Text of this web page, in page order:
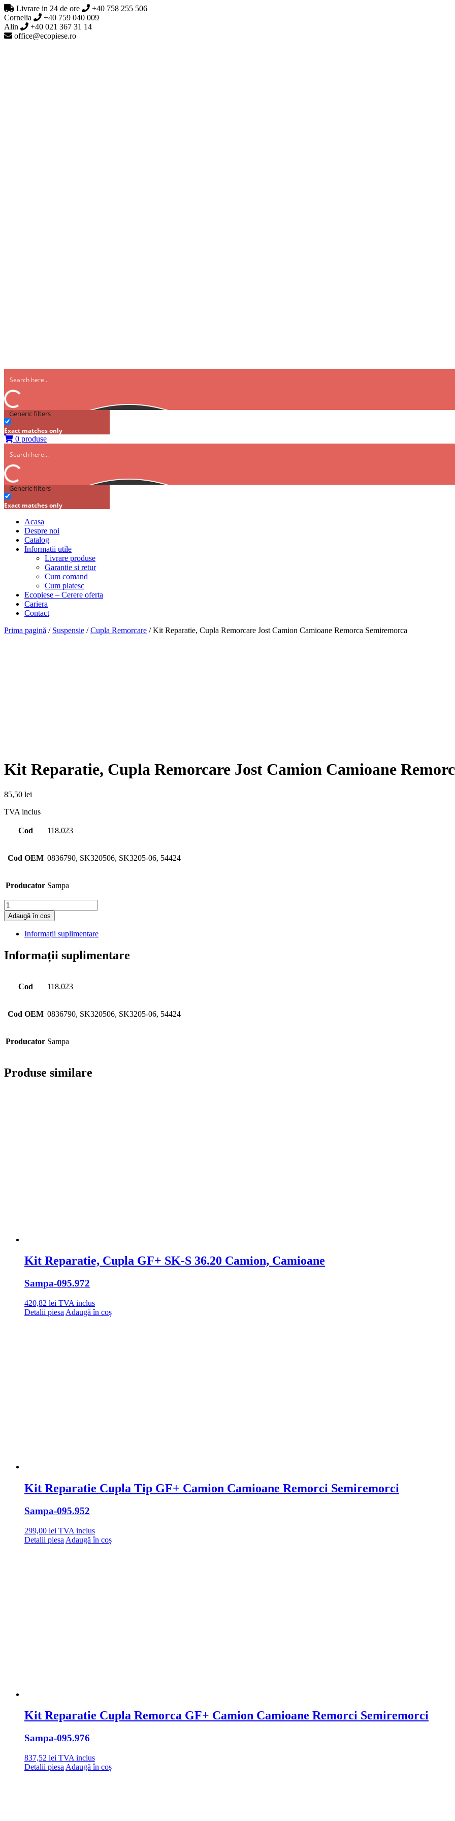
Livrare in 24 de ore
+40 758 255 506
Cornelia
+40 759 040 009
Alin
+40 021 367 31 14
office@ecopiese.ro
Generic filters
Exact matches only
0 produse
Generic filters
Exact matches only
Acasa
Despre noi
Catalog
Informatii utile
Livrare produse
Garantie si retur
Cum comand
Cum platesc
Ecopiese – Cerere oferta
Cariera
Contact
Prima pagină / Suspensie /Cupla Remorcare / Kit Reparatie, Cupla Remorcare Jost Camion Camioane Remorca Semiremorca
Kit Reparatie, Cupla Remorcare Jost Camion Camioane
85,50 lei
TVA inclus
Cod 118.023
Cod OEM 0836790, SK320506, SK3205-06, 54424
Producator Sampa
Cantitate
Adaugă în coș
Informații suplimentare
Informații suplimentare
Cod 118.023
Cod OEM 0836790, SK320506, SK3205-06, 54424
Producator Sampa
Produse similare
Kit Reparatie, Cupla GF+ SK-S 36.20 Camion, Camioane
Sampa-095.972
420,82 lei TVA inclus
Detalii piesa Adaugă în coș
Kit Reparatie Cupla Tip GF+ Camion Camioane Remorci Semiremorci
Sampa-095.952
299,00 lei TVA inclus
Detalii piesa Adaugă în coș
Kit Reparatie Cupla Remorca GF+ Camion Camioane Remorci Semiremorci
Sampa-095.976
837,52 lei TVA inclus
Detalii piesa Adaugă în coș